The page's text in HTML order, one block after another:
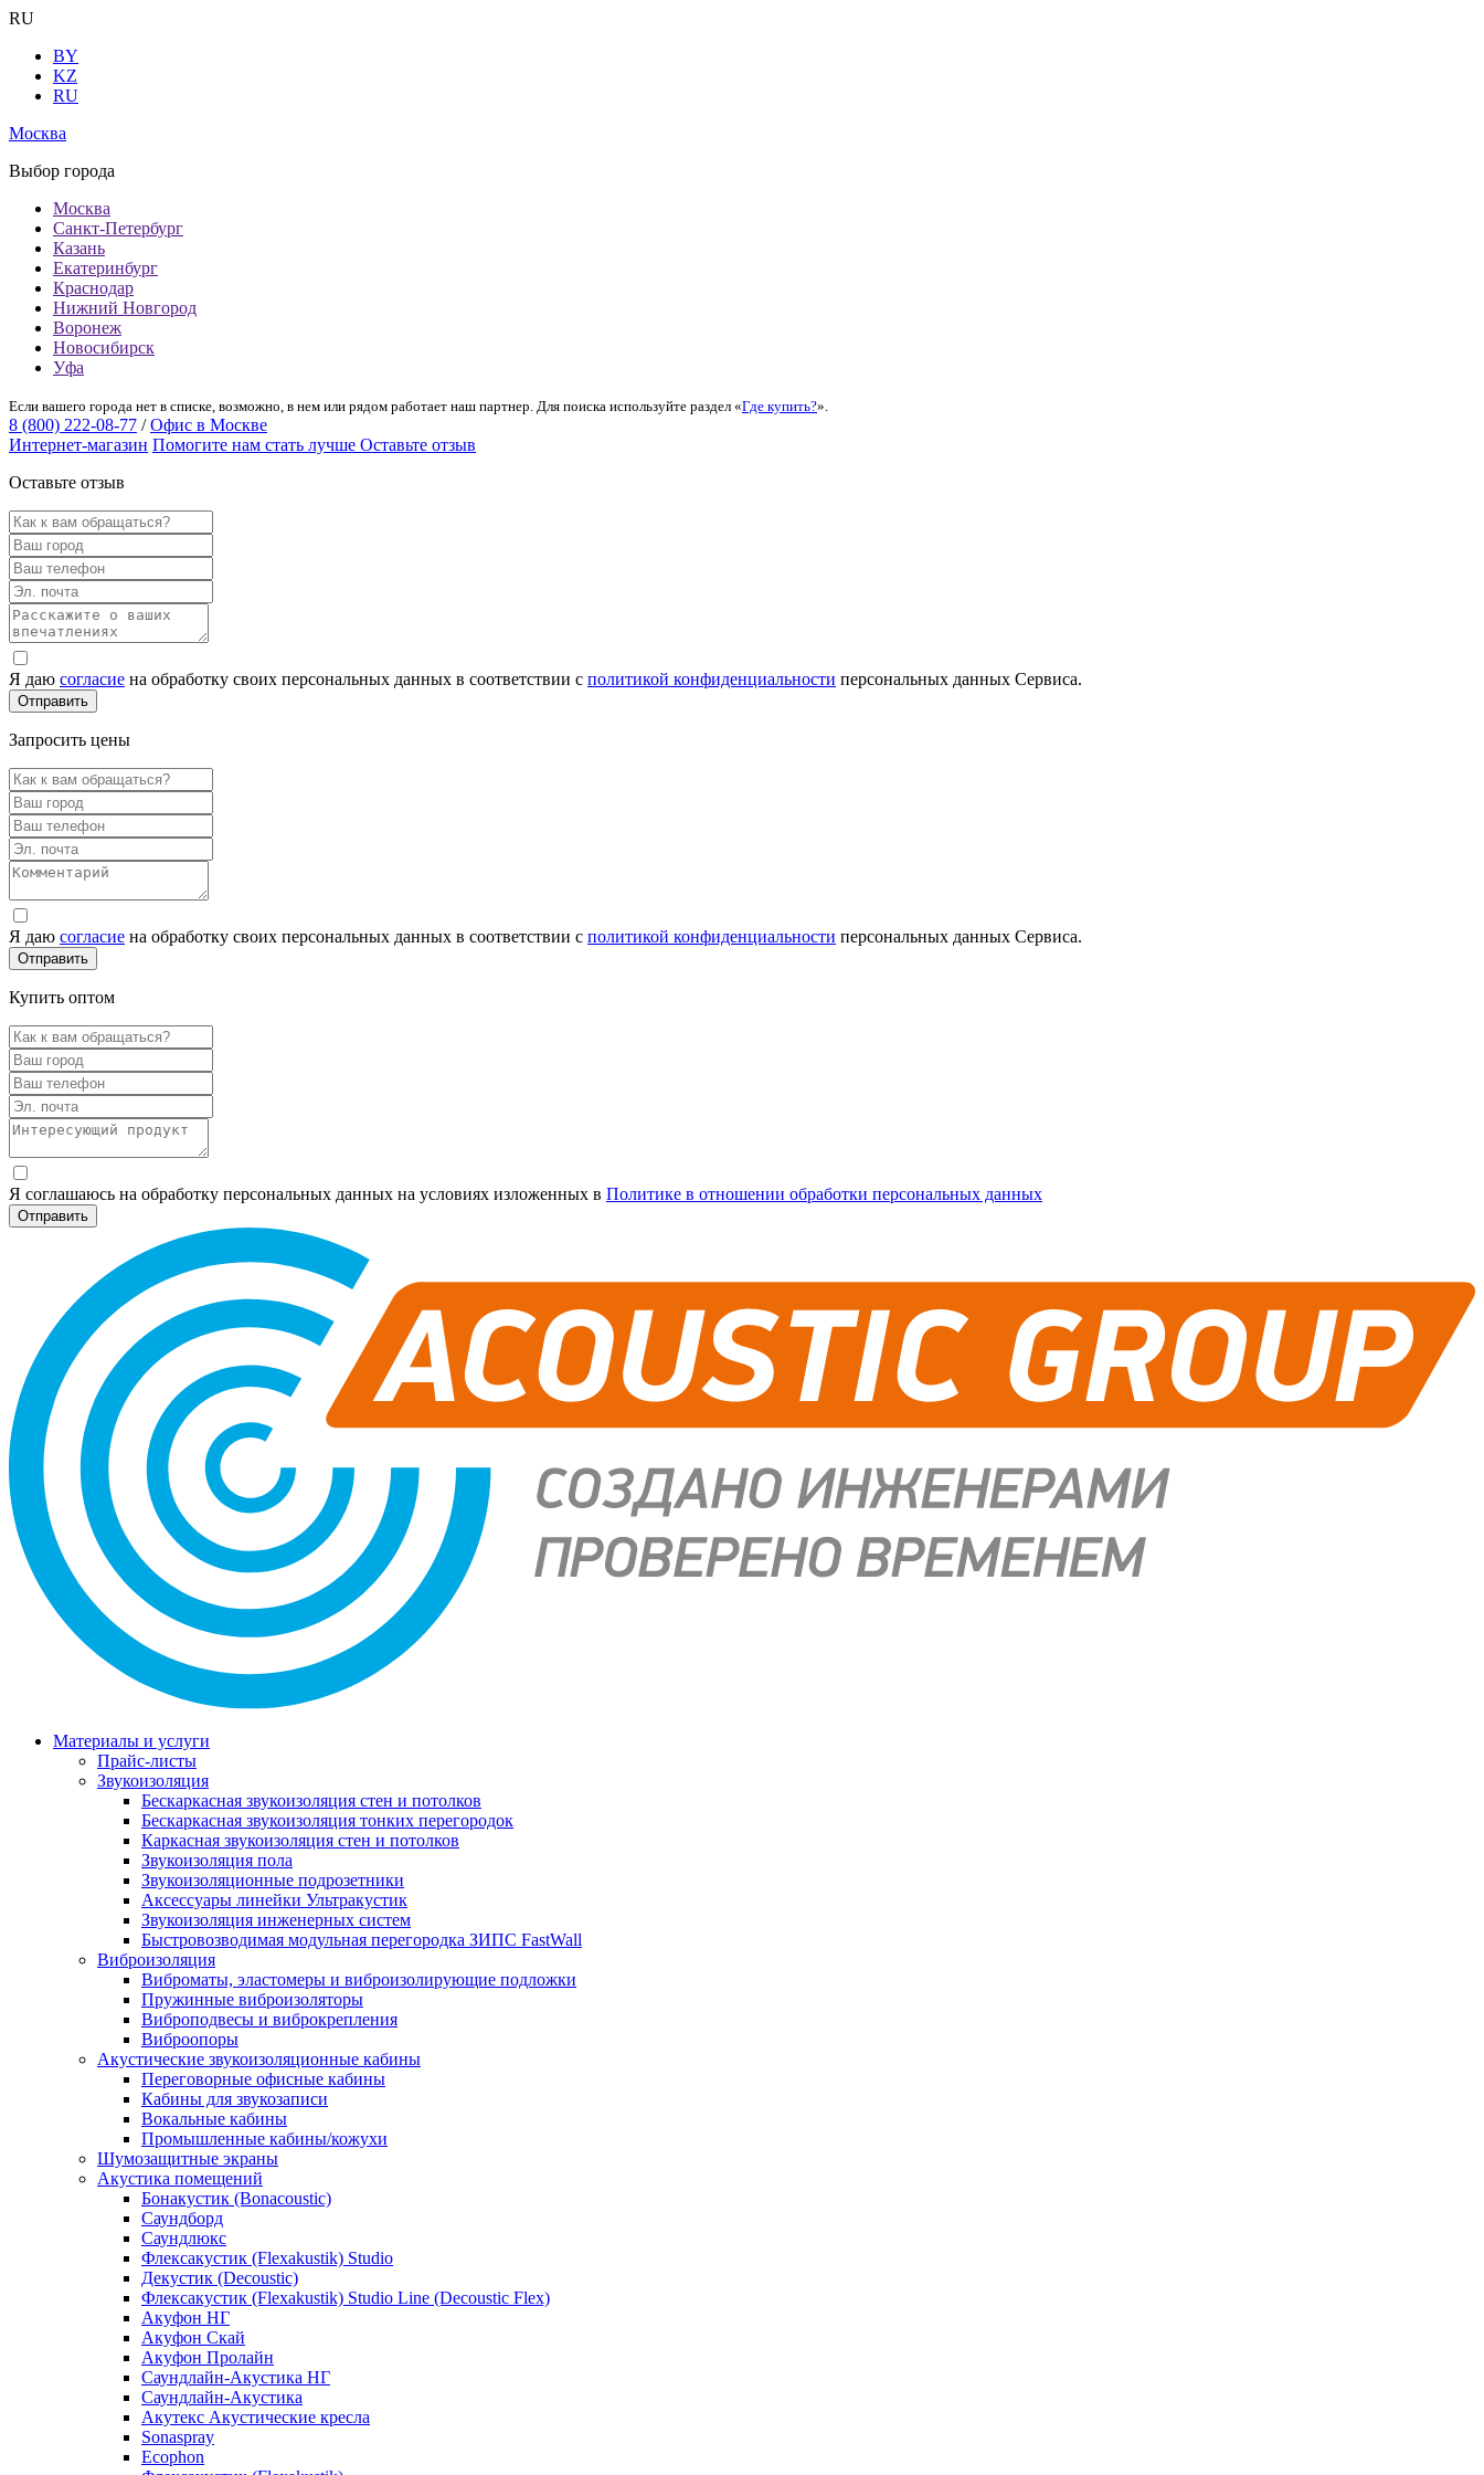
RU
BY
KZ
RU
Москва
Выбор города
Москва
Санкт-Петербург
Казань
Екатеринбург
Краснодар
Нижний Новгород
Воронеж
Новосибирск
Уфа
Если вашего города нет в списке, возможно, в нем или рядом работает наш партнер. Для поиска используйте раздел «Где купить?».
8 (800) 222-08-77 / Офис в Москве
Интернет-магазин Помогите нам стать лучше Оставьте отзыв
Оставьте отзыв
Я даю согласие на обработку своих персональных данных в соответствии с политикой конфиденциальности персональных данных Сервиса.
Запросить цены
Я даю согласие на обработку своих персональных данных в соответствии с политикой конфиденциальности персональных данных Сервиса.
Купить оптом
Я соглашаюсь на обработку персональных данных на условиях изложенных в Политике в отношении обработки персональных данных
Материалы и услуги
Прайс-листы
Звукоизоляция
Бескаркасная звукоизоляция стен и потолков
Бескаркасная звукоизоляция тонких перегородок
Каркасная звукоизоляция стен и потолков
Звукоизоляция пола
Звукоизоляционные подрозетники
Аксессуары линейки Ультракустик
Звукоизоляция инженерных систем
Быстровозводимая модульная перегородка ЗИПС FastWall
Виброизоляция
Виброматы, эластомеры и виброизолирующие подложки
Пружинные виброизоляторы
Виброподвесы и виброкрепления
Виброопоры
Акустические звукоизоляционные кабины
Переговорные офисные кабины
Кабины для звукозаписи
Вокальные кабины
Промышленные кабины/кожухи
Шумозащитные экраны
Акустика помещений
Бонакустик (Bonacoustic)
Саундборд
Саундлюкс
Флексакустик (Flexakustik) Studio
Декустик (Decoustic)
Флексакустик (Flexakustik) Studio Line (Decoustic Flex)
Акуфон НГ
Акуфон Скай
Акуфон Пролайн
Саундлайн-Акустика НГ
Саундлайн-Акустика
Акутекс Акустические кресла
Sonaspray
Ecophon